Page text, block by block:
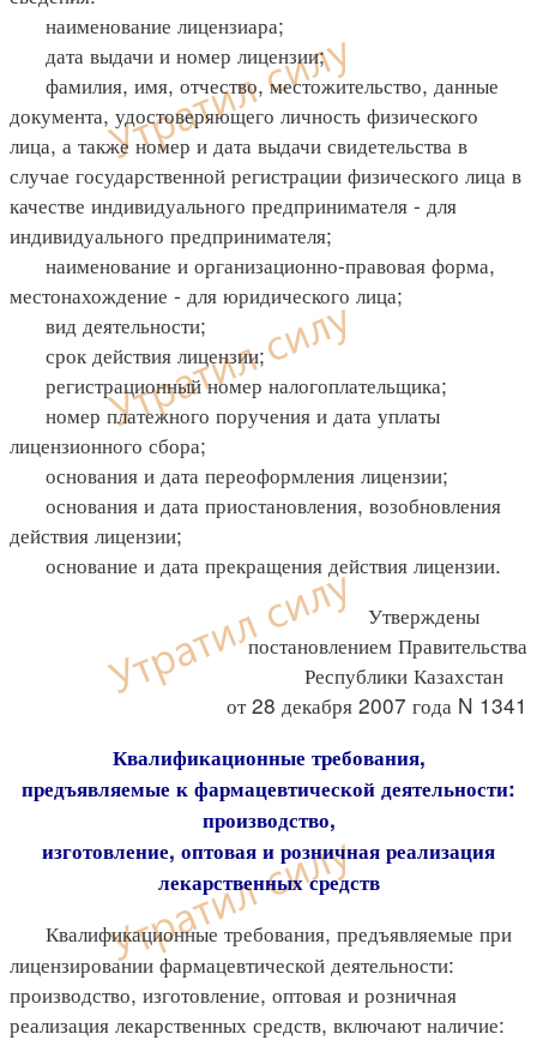
наименование лицензиара;
дата выдачи и номер лицензии;
фамилия, имя, отчество, местожительство, данные
документа, удостоверяющего личность физического
лица, а также номер и дата выдачи свидетельства в
случае государственной регистрации физического лица в
качестве индивидуального предпринимателя - для
индивидуального предпринимателя;
наименование и организационно-правовая форма,
местонахождение - для юридического лица;
вид деятельности;
срок действия лицензии;
регистрационный номер налогоплательщика;
номер платежного поручения и дата уплаты
лицензионного сбора;
основания и дата переоформления лицензии;
основания и дата приостановления, возобновления
действия лицензии;
основание и дата прекращения действия лицензии.
Утверждены
постановлением Правительства
Республики Казахстан
от 28 декабря 2007 года N 1341
Квалификационные требования,
предъявляемые к фармацевтической деятельности:
производство,
изготовление, оптовая и розничная реализация
лекарственных средств
Квалификационные требования, предъявляемые при
лицензировании фармацевтической деятельности:
производство, изготовление, оптовая и розничная
реализация лекарственных средств, включают наличие: